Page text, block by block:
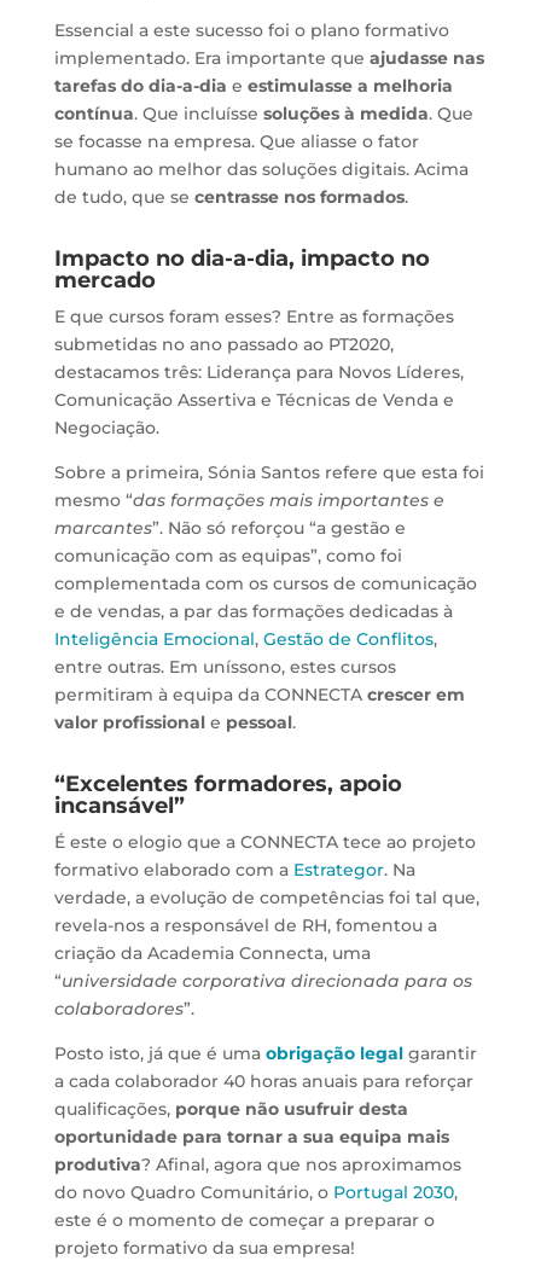
Essencial a este sucesso foi o plano formativo
implementado. Era importante que ajudasse nas
tarefas do dia-a-dia e estimulasse a melhoria
contínua. Que incluísse soluções à medida. Que
se focasse na empresa. Que aliasse o fator
humano ao melhor das soluções digitais. Acima
de tudo, que se centrasse nos formados.
Impacto no dia-a-dia, impacto no
mercado
E que cursos foram esses? Entre as formações
submetidas no ano passado ao PT2020,
destacamos três: Liderança para Novos Líderes,
Comunicação Assertiva e Técnicas de Venda e
Negociação.
Sobre a primeira, Sónia Santos refere que esta foi
mesmo “das formações mais importantes e
marcantes”. Não só reforçou “a gestão e
comunicação com as equipas”, como foi
complementada com os cursos de comunicação
e de vendas, a par das formações dedicadas à
Inteligência Emocional, Gestão de Conflitos,
entre outras. Em uníssono, estes cursos
permitiram à equipa da CONNECTA crescer em
valor profissionale pessoal.
“Excelentes formadores, apoio
incansável”
É este o elogio que a CONNECTA tece ao projeto
formativo elaborado com a Estrategor. Na
verdade, a evolução de competências foi tal que,
revela-nos a responsável de RH, fomentou a
criação da Academia Connecta, uma
“universidade corporativa direcionada para os
colaboradores”.
Posto isto, já que é uma obrigação legalgarantir
a cada colaborador 40 horas anuais para reforçar
qualificações, porque não usufruir desta
oportunidade para tornar a sua equipa mais
produtiva? Afinal, agora que nos aproximamos
do novo Quadro Comunitário, o Portugal 2030,
este é o momento de começar a preparar o
projeto formativo da sua empresa!